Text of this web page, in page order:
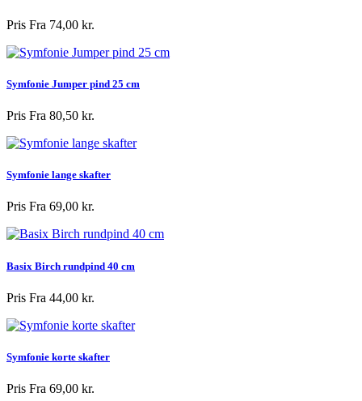
Pris Fra 74,00 kr.
Symfonie Jumper pind 25 cm
Pris Fra 80,50 kr.
Symfonie lange skafter
Pris Fra 69,00 kr.
Basix Birch rundpind 40 cm
Pris Fra 44,00 kr.
Symfonie korte skafter
Pris Fra 69,00 kr.